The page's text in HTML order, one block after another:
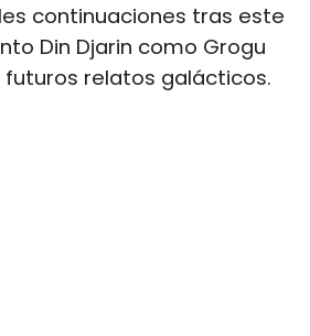
continuaciones tras este
Din Djarin como Grogu
relatos galácticos.